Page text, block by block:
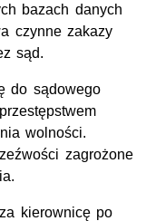
bazach danych
czynne zakazy
sąd.
do sądowego
wolności.
zagrożone
kierownicę po